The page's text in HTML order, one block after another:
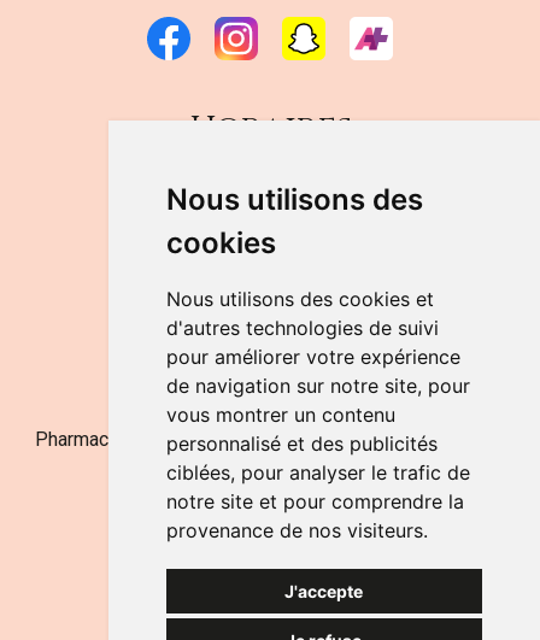
Nous utilisons des
cookies
Nous utilisons des cookies et
d'autres technologies de suivi
pour améliorer votre expérience
de navigation sur notre site, pour
vous montrer un contenu
personnalisé et des publicités
ciblées, pour analyser le trafic de
notre site et pour comprendre la
provenance de nos visiteurs.
J'accepte
Horaires
DU LUNDI AU VENDREDI
de 9h à 12h30 et de 14h à 18h
LE SAMEDI
de 9h à 12h30
NOUS CONTACTER
Pharmacie Jufarma - Fatima Abachra - APB 521704 - N°
Entreprise BE0882-700-592